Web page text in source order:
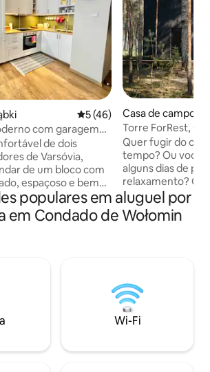
5 de uma avaliação média
5 (46)
com garagem
de dois
de Varsóvia,
de um bloco com
espaçoso e bem
ensolarado. Na sala
TV de 49 polegadas
muito
pelo elevador. A 100
e Kaufland. Bem
Perto de
público.
Casa de campo ⋅
o
Torre ForRest,
Quer fugir do
tempo? Ou você
alguns dias de
relaxamento?
Torre ForRest
bela casa à beira
apenas 45 km de
floresta
terraço você terá
desconhecida de
se com o
populares em aluguel por
em Condado de Wołomin
Wi-Fi